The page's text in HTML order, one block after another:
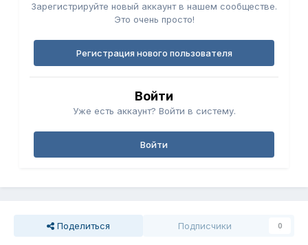
Зарегистрируйте новый аккаунт в нашем сообществе.
Это очень просто!
Регистрация нового пользователя
Войти
Уже есть аккаунт? Войти в систему.
Войти
Поделиться Подписчики 0